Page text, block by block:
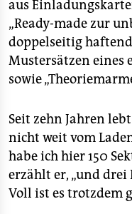
aus
„Ready-made zur
doppelseitig
Mustersätzen eines
sowie
Seit zehn Jahren
nicht weit vom
habe ich hier 150
erzählt er, „und
Voll ist es trotzdem